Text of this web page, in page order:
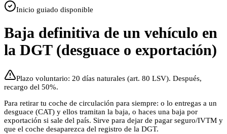
Inicio guiado disponible
Baja definitiva de un vehículo en
la DGT (desguace o exportación)
Plazo voluntario: 20 días naturales (art. 80 LSV). Después,
recargo del 50%.
Para retirar tu coche de circulación para siempre: o lo entregas a un
desguace (CAT) y ellos tramitan la baja, o haces una baja por
exportación si sale del país. Sirve para dejar de pagar seguro/IVTM y
que el coche desaparezca del registro de la DGT.